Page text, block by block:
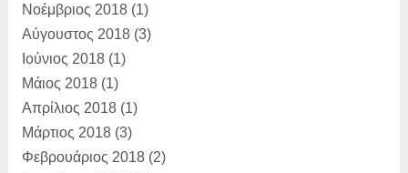
Νοέμβριος 2018(1)
Αύγουστος 2018(3)
Ιούνιος 2018(1)
Μάιος 2018(1)
Απρίλιος 2018(1)
Μάρτιος 2018(3)
Φεβρουάριος 2018(2)